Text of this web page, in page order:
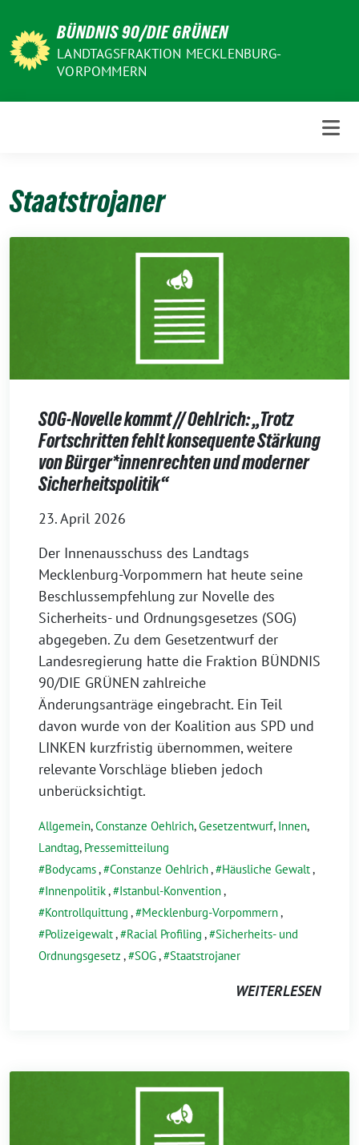
zum
Inhalt
BÜNDNIS 90/DIE GRÜNEN
LANDTAGSFRAKTION MECKLENBURG-
VORPOMMERN
Staatstrojaner
SOG-Novelle kommt // Oehlrich: „Trotz
Fortschritten fehlt konsequente Stärkung
von Bürger*innenrechten und moderner
Sicherheitspolitik“
23. April 2026
Der Innenausschuss des Landtags
Mecklenburg-Vorpommern hat heute seine
Beschlussempfehlung zur Novelle des
Sicherheits- und Ordnungsgesetzes (SOG)
abgegeben. Zu dem Gesetzentwurf der
Landesregierung hatte die Fraktion BÜNDNIS
90/DIE GRÜNEN zahlreiche
Änderungsanträge eingebracht. Ein Teil
davon wurde von der Koalition aus SPD und
LINKEN kurzfristig übernommen, weitere
relevante Vorschläge blieben jedoch
unberücksichtigt.
Allgemein,Constanze Oehlrich,Gesetzentwurf, Innen,
Landtag, Pressemitteilung
Bodycams, Constanze Oehlrich, Häusliche Gewalt,
Innenpolitik, Istanbul-Konvention,
Kontrollquittung , Mecklenburg-Vorpommern,
Polizeigewalt, Racial Profiling , Sicherheits- und
Ordnungsgesetz , SOG, Staatstrojaner
WEITERLESEN